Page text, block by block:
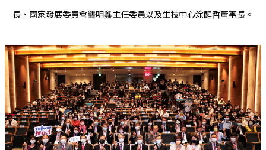
長、國家發展委員會龔明鑫主任委員以及生技中心涂醒哲董事長。